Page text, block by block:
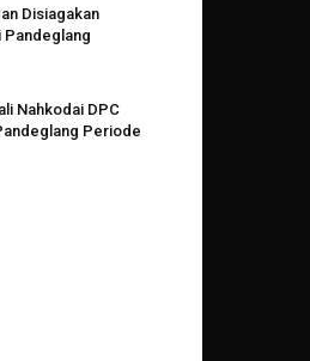
Disiagakan
Pandeglang
Nahkodai DPC
Periode